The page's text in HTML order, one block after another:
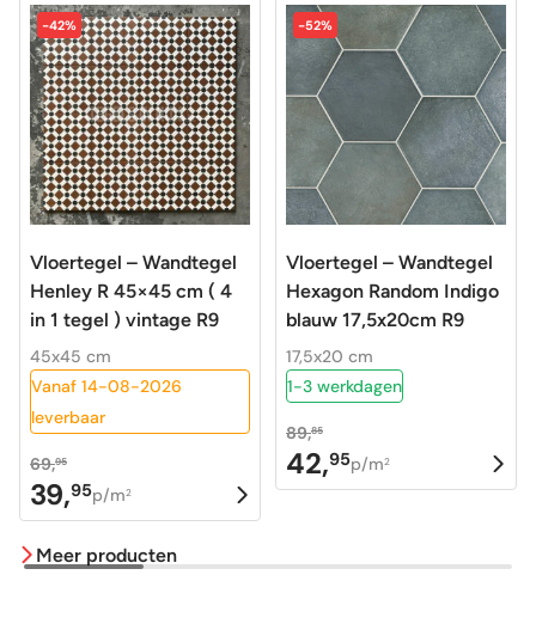
-42%
Vloertegel – Wandtegel
Henley R 45×45 cm ( 4
in 1 tegel ) vintage R9
45x45 cm
Vanaf 14-08-2026
leverbaar
69,95
Oorspronkelijke
prijs
was:
39,95
Huidige
prijs
is:
p/m2
-52%
Vloertegel – Wandtegel
Hexagon Random Indigo
blauw 17,5x20cm R9
17,5x20 cm
1-3 werkdagen
89,85
Oorspronkelijke
prijs
42,95
Huidige
prijs
p/m2
Meer producten